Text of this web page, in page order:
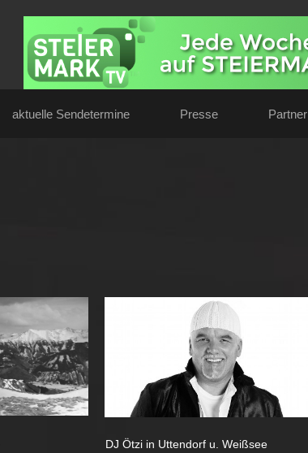
aktuelle Sendetermine Presse Partner
DJ Ötzi in Uttendorf u. Weißsee